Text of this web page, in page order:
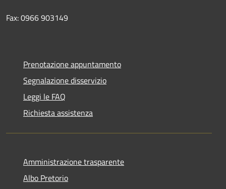
Fax: 0966 903149
Prenotazione appuntamento
Segnalazione disservizio
Leggi le FAQ
Richiesta assistenza
Amministrazione trasparente
Albo Pretorio